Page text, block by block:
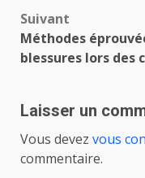
Suivant
Méthodes
blessures lors des
Laisser un
Vous devez vous
commentaire.